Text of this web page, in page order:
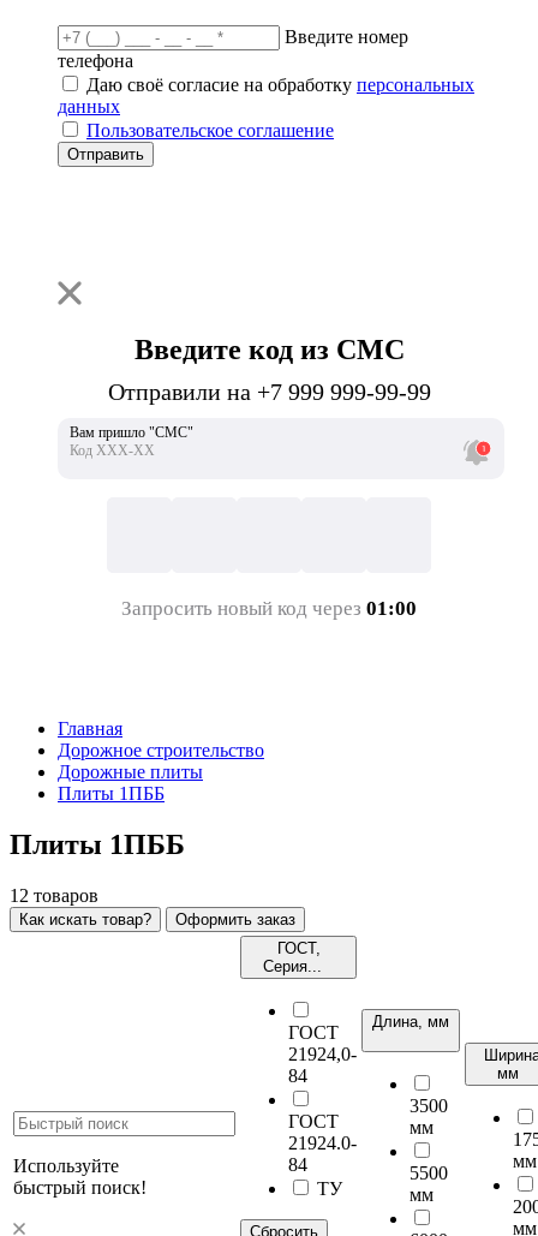
Введите номер
телефона
Даю своё согласие на обработку персональных
данных
Пользовательское соглашение
Отправить
Введите код из СМС
Отправили на +7 999 999-99-99
Вам пришло "СМС"
Код ХХХ-ХХ
Запросить новый код через 01:00
Главная
Дорожное строительство
Дорожные плиты
Плиты 1ПББ
Плиты 1ПББ
12 товаров
Как искать товар? Оформить заказ
Используйте
быстрый поиск!
ГОСТ,
Серия...
ГОСТ
21924,0-
84
ГОСТ
21924.0-
84
ТУ
Сбросить
Длина, мм
3500
мм
5500
мм
мм
мм
мм